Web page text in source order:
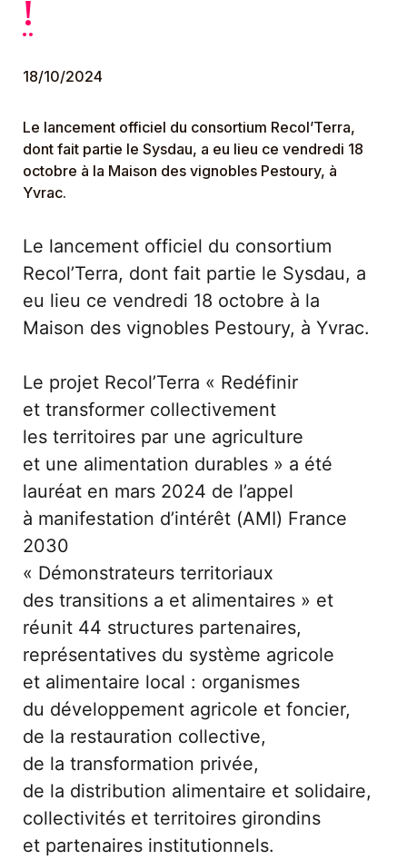
!
18/10/2024
Le lancement officiel du consortium Recol’Terra,
dont fait partie le Sysdau, a eu lieu ce vendredi 18
octobre à la Maison des vignobles Pestoury, à
Yvrac.
Le lancement officiel du consortium
Recol’Terra, dont fait partie le Sysdau, a
eu lieu ce vendredi 18 octobre à la
Maison des vignobles Pestoury, à Yvrac.
Le projet Recol’Terra « Redéfinir
et transformer collectivement
les territoires par une agriculture
et une alimentation durables » a été
lauréat en mars 2024 de l’appel
à manifestation d’intérêt (AMI) France
2030
« Démonstrateurs territoriaux
des transitions a et alimentaires » et
réunit 44 structures partenaires,
représentatives du système agricole
et alimentaire local : organismes
du développement agricole et foncier,
de la restauration collective,
de la transformation privée,
de la distribution alimentaire et solidaire,
collectivités et territoires girondins
et partenaires institutionnels.